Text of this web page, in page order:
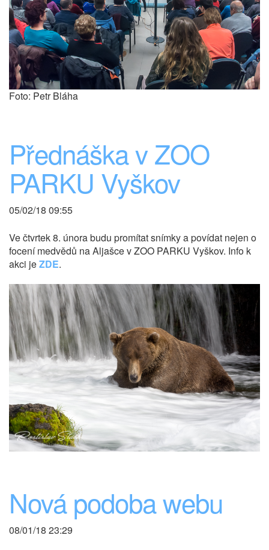
Foto: Petr Bláha
Přednáška v ZOO
PARKU Vyškov
05/02/18 09:55
Ve čtvrtek 8. února budu promítat snímky a povídat nejen o
focení medvědů na Aljašce v ZOO PARKU Vyškov. Info k
akci jeZDE.
Nová podoba webu
08/01/18 23:29